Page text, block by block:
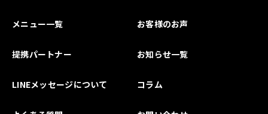
メニュー一覧 お客様のお声
提携パートナー お知らせ一覧
LINEメッセージについて コラム